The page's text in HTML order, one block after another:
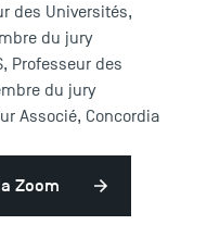
des Universités,
du jury
Professeur des
du jury
Associé, Concordia
Zoom